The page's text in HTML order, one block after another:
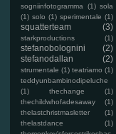
sogniinfotogramma
(1) sola
(1) solo (1) sperimentale (1)
squatterteam (3)
starkproductions (1)
stefanobolognini
(2)
stefanodallan
(2)
strumentale (1) teatriamo (1)
teddyunbambinodipeluche
(1)
thechange
(1)
thechildwhofadesaway
(1)
thelastchristmasletter
(1)
thelastdance
(1)